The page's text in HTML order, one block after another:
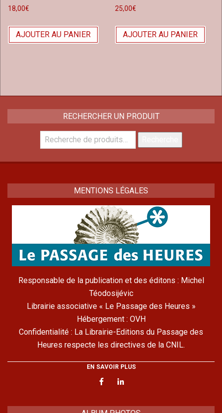
18,00€
AJOUTER AU PANIER
25,00€
AJOUTER AU PANIER
RECHERCHER UN PRODUIT
Recherche
pour :
MENTIONS LÉGALES
Responsable de la publication et des éditons : Michel
Téodosijévic
Librairie associative « Le Passage des Heures »
Hébergement : OVH
Confidentialité : La Librairie-Editions du Passage des
Heures respecte les directives de la CNIL.
EN SAVOIR PLUS